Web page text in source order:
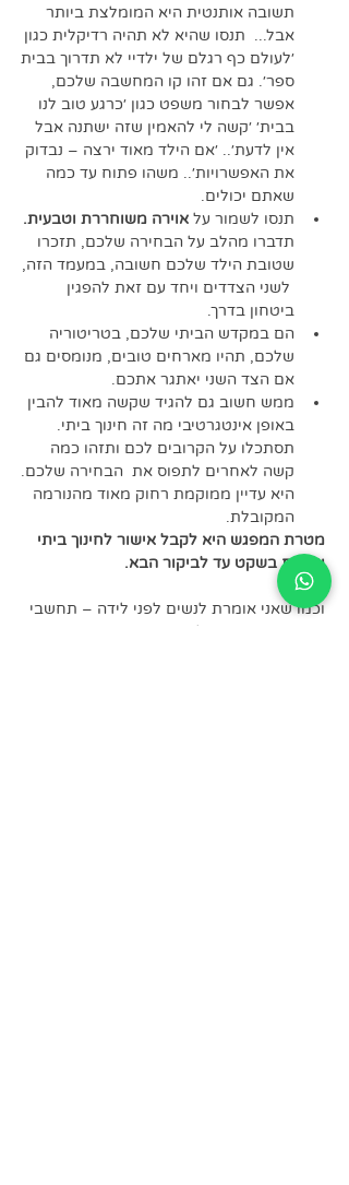
תשובה אותנטית היא המומלצת ביותר
אבל...  תנסו שהיא לא תהיה רדיקלית כגון
׳לעולם כף רגלם של ילדיי לא תדרוך בבית
ספר׳. גם אם זהו קו המחשבה שלכם,
אפשר לבחור משפט כגון ׳כרגע טוב לנו
בבית׳ ׳קשה לי להאמין שזה ישתנה אבל
אין לדעת׳.. ׳אם הילד מאוד ירצה – נבדוק
את האפשרויות׳.. משהו פתוח עד כמה
שאתם יכולים.
תנסו לשמור על אוירה משוחררת וטבעית.
תדברו מהלב על הבחירה שלכם, תזכרו
שטובת הילד שלכם חשובה, במעמד הזה,
לשני הצדדים ויחד עם זאת להפגין
ביטחון בדרך.
הם במקדש הביתי שלכם, בטריטוריה
שלכם, תהיו מארחים טובים, מנומסים גם
אם הצד השני יאתגר אתכם.
ממש חשוב גם להגיד שקשה מאוד להבין
באופן אינטגרטיבי מה זה חינוך ביתי.
תסתכלו על הקרובים לכם ותזהו כמה
קשה לאחרים לתפוס את  הבחירה שלכם.
היא עדיין ממוקמת רחוק מאוד מהנורמה
המקובלת.
מטרת המפגש היא לקבל אישור לחינוך ביתי
ולזכות בשקט עד לביקור הבא.
וכמו שאני אומרת לנשים לפני לידה – תחשבי
טוב אם נוכחותו של בן הזוג היא הכרחית